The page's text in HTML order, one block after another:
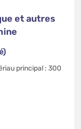
et autres
principal : 300